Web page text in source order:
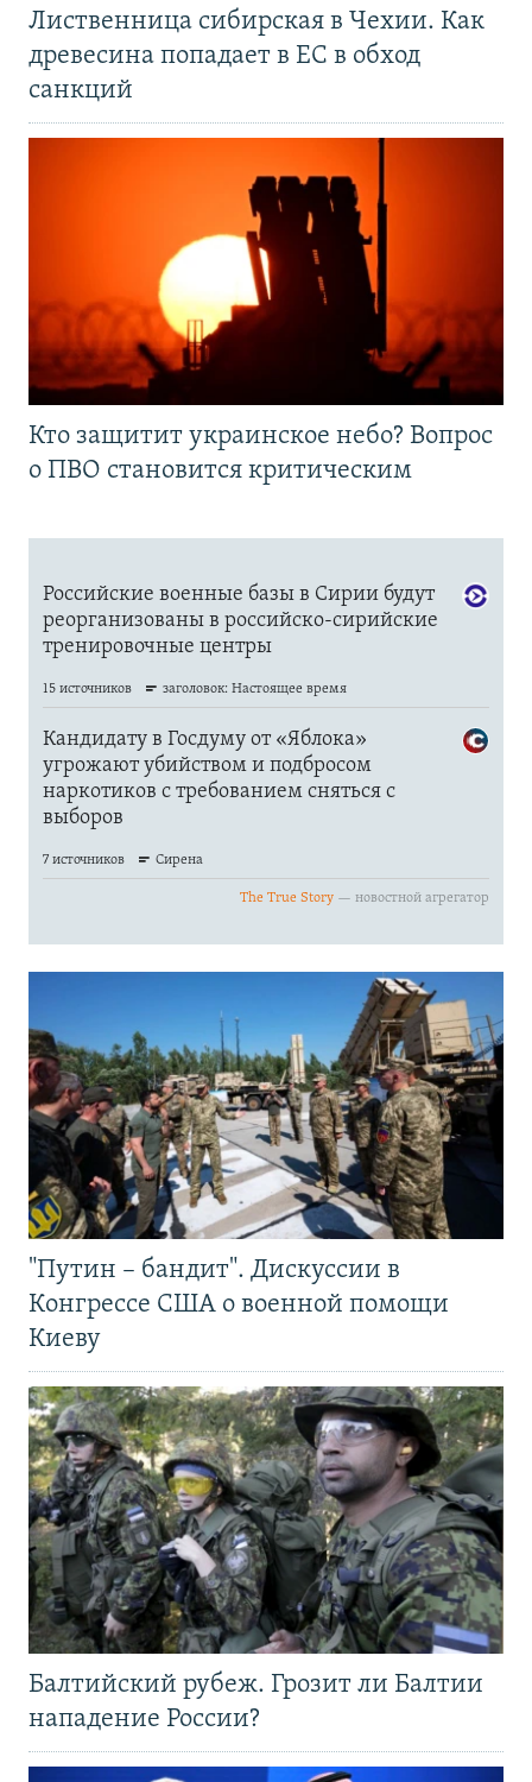
Лиственница сибирская в Чехии. Как
древесина попадает в ЕС в обход
санкций
Кто защитит украинское небо? Вопрос
о ПВО становится критическим
"Путин – бандит". Дискуссии в
Конгрессе США о военной помощи
Киеву
Балтийский рубеж. Грозит ли Балтии
нападение России?